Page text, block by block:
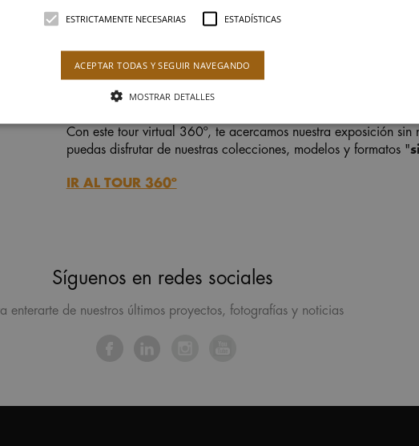
Con este tour virtual 360º, te acercamos nuestra exposición
puedas disfrutar de nuestras colecciones, modelos y formatos "
IR AL TOUR 360º
Síguenos en redes sociales
enterarte de nuestros últimos proyectos, fotografías y noticias
ESTRICTAMENTE NECESARIAS ESTADÍSTICAS
ACEPTAR TODAS Y SEGUIR NAVEGANDO
MOSTRAR DETALLES